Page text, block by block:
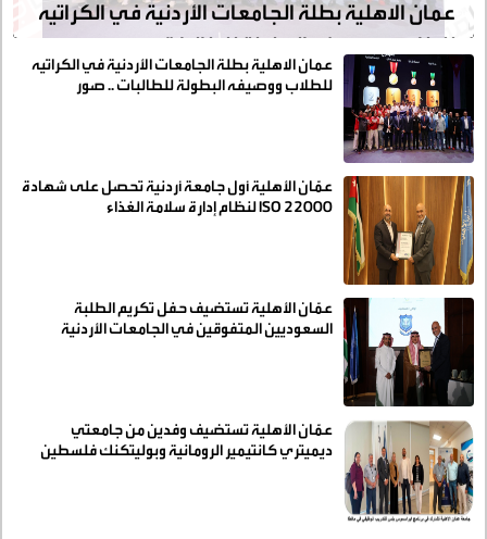
عمان الاهلية بطلة الجامعات الأردنية في الكراتيه
للطلاب ووصيفه البطولة للطالبات .. صور
عمان الاهلية بطلة الجامعات الأردنية في الكراتيه
للطلاب ووصيفه البطولة للطالبات .. صور
عمّان الأهلية أول جامعة أردنية تحصل على شهادة
ISO 22000 لنظام إدارة سلامة الغذاء
عمّان الأهلية تستضيف حفل تكريم الطلبة
السعوديين المتفوقين في الجامعات الأردنية
عمّان الأهلية تستضيف وفدين من جامعتي
ديميتري كانتيمير الرومانية وبوليتكنك فلسطين